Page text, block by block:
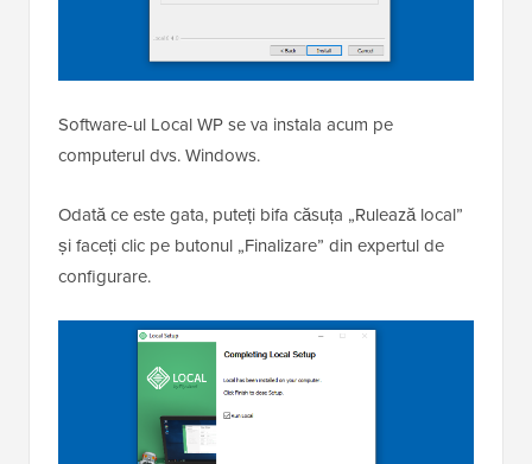
Software-ul Local WP se va instala acum pe
computerul dvs. Windows.
Odată ce este gata, puteți bifa căsuța „Rulează local”
și faceți clic pe butonul „Finalizare” din expertul de
configurare.